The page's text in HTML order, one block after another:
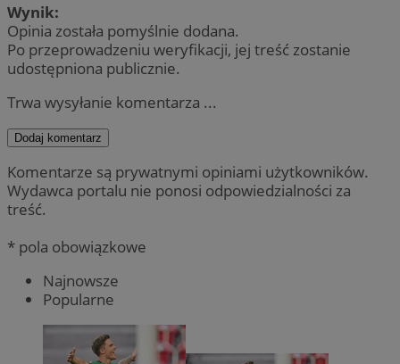
Wynik:
Opinia została pomyślnie dodana.
Po przeprowadzeniu weryfikacji, jej treść zostanie
udostępniona publicznie.
Trwa wysyłanie komentarza ...
Dodaj komentarz
Komentarze są prywatnymi opiniami użytkowników.
Wydawca portalu nie ponosi odpowiedzialności za
treść.
* pola obowiązkowe
Najnowsze
Popularne